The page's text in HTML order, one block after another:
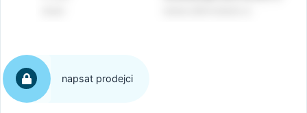
napsat prodejci